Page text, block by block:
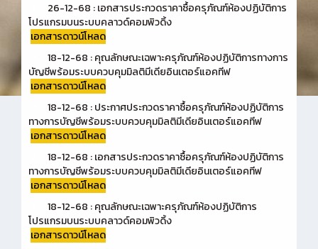
26-12-68 : เอกสารประกวดราคาซื้อครุภัณฑ์ห้องปฏิบัติการ
โปรแกรมบนระบบคลาวด์คอมพิวดิ้ง
เอกสารดาวน์โหลด
18-12-68 : คุณลักษณะเฉพาะครุภัณฑ์ห้องปฏิบัติการทางการ
บัญชีพร้อมระบบควบคุมมิลติมีเดียอินเตอร์แอคทีฟ
เอกสารดาวน์โหลด
18-12-68 : ประกาศประกวดราคาซื้อครุภัณฑ์ห้องปฏิบัติการ
ทางการบัญชีพร้อมระบบควบคุมมิลติมีเดียอินเตอร์แอคทีฟ
เอกสารดาวน์โหลด
18-12-68 : เอกสารประกวดราคาซื้อครุภัณฑ์ห้องปฏิบัติการ
ทางการบัญชีพร้อมระบบควบคุมมิลติมีเดียอินเตอร์แอคทีฟ
เอกสารดาวน์โหลด
18-12-68 : คุณลักษณะเฉพาะครุภัณฑ์ห้องปฏิบัติการ
โปรแกรมบนระบบคลาวด์คอมพิวดิ้ง
เอกสารดาวน์โหลด